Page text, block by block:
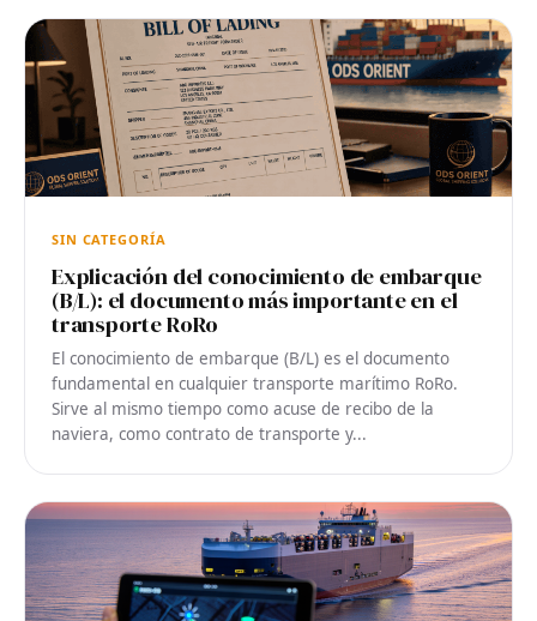
SIN CATEGORÍA
Explicación del conocimiento de embarque
(B/L): el documento más importante en el
transporte RoRo
El conocimiento de embarque (B/L) es el documento
fundamental en cualquier transporte marítimo RoRo.
Sirve al mismo tiempo como acuse de recibo de la
naviera, como contrato de transporte y...